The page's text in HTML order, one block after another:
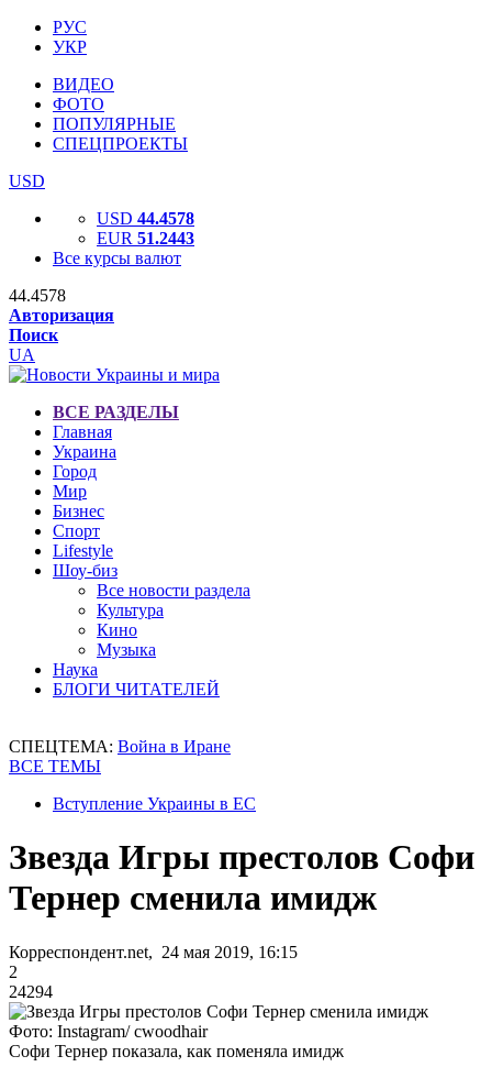
РУС
УКР
ВИДЕО
ФОТО
ПОПУЛЯРНЫЕ
СПЕЦПРОЕКТЫ
USD
USD 44.4578
EUR 51.2443
Все курсы валют
44.4578
Авторизация
Поиск
UA
ВСЕ РАЗДЕЛЫ
Главная
Украина
Город
Мир
Бизнес
Спорт
Lifestyle
Шоу-биз
Все новости раздела
Культура
Кино
Музыка
Наука
БЛОГИ ЧИТАТЕЛЕЙ
СПЕЦТЕМА: Война в Иране
ВСЕ ТЕМЫ
Вступление Украины в ЕС
Звезда Игры престолов Софи
Тернер сменила имидж
Корреспондент.net, 24 мая 2019, 16:15
2
24294
Фото: Instagram/ cwoodhair
Софи Тернер показала, как поменяла имидж